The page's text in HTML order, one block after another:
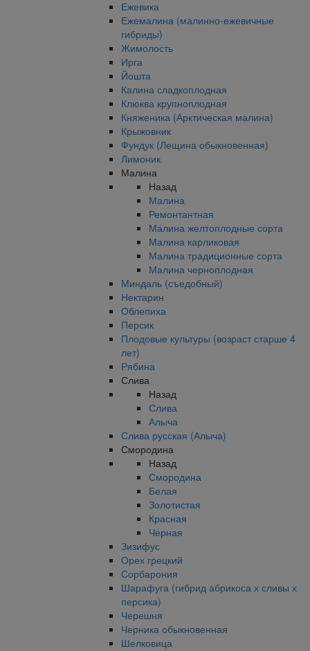
Ежевика
Ежемалина (малинно-ежевичные
гибриды)
Жимолость
Ирга
Йошта
Калина сладкоплодная
Клюква крупноплодная
Княженика (Арктическая малина)
Крыжовник
Фундук (Лещина обыкновенная)
Лимоник
Малина
Назад
Малина
Ремонтантная
Малина желтоплодные сорта
Малина карликовая
Малина традиционные сорта
Малина черноплодная
Миндаль (съедобный)
Нектарин
Облепиха
Персик
Плодовые культуры (возраст старше 4
лет)
Рябина
Слива
Назад
Слива
Алыча
Слива русская (Алыча)
Смородина
Назад
Смородина
Белая
Золотистая
Красная
Черная
Зизифус
Орех грецкий
Сорбарония
Шарафуга (гибрид абрикоса х сливы х
персика)
Черешня
Черника обыкновенная
Шелковица